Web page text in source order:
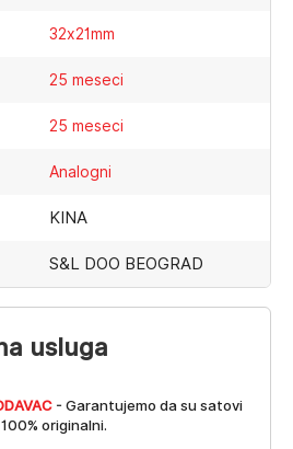
usluga
- Garantujemo da su satovi
originalni.
32x21mm
25 meseci
25 meseci
Analogni
KINA
S&L DOO BEOGRAD